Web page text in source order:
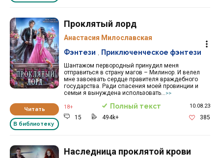
Читать
В библиотеку
Проклятый лорд
Анастасия Милославская
Шантажом первородный принудил меня
отправиться в страну магов – Милинор. И велел
мне завоевать сердце правителя враждебного
государства. Ради спасения моей провинции и
семьи я вынуждена использовать...
>>
Фэнтези Приключенческое фэнтези
18+ Полный текст 10.08.23
15 494k+ 385
Наследница проклятой крови